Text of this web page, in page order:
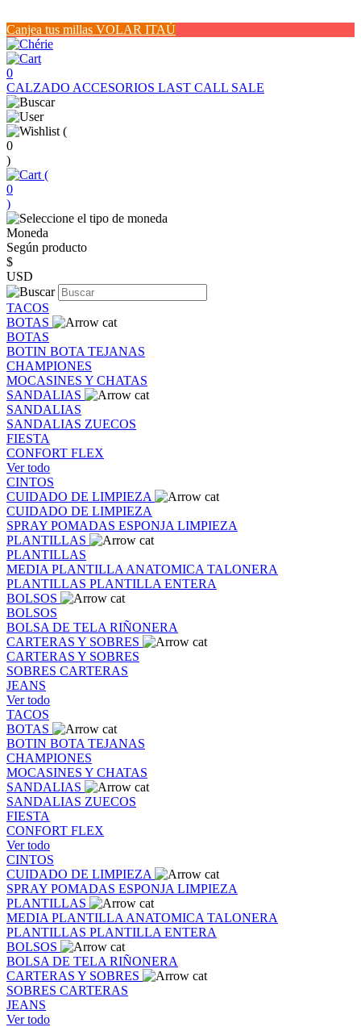
Canjea tus millas VOLAR ITAÚ
0
CALZADO ACCESORIOS LAST CALL SALE
(
0
)
(
0
)
Moneda
Según producto
$
USD
TACOS
BOTAS
BOTAS
BOTIN BOTA TEJANAS
CHAMPIONES
MOCASINES Y CHATAS
SANDALIAS
SANDALIAS
SANDALIAS ZUECOS
FIESTA
CONFORT FLEX
Ver todo
CINTOS
CUIDADO DE LIMPIEZA
CUIDADO DE LIMPIEZA
SPRAY POMADAS ESPONJA LIMPIEZA
PLANTILLAS
PLANTILLAS
MEDIA PLANTILLA ANATOMICA TALONERA
PLANTILLAS PLANTILLA ENTERA
BOLSOS
BOLSOS
BOLSA DE TELA RIÑONERA
CARTERAS Y SOBRES
CARTERAS Y SOBRES
SOBRES CARTERAS
JEANS
Ver todo
TACOS
BOTAS
BOTIN BOTA TEJANAS
CHAMPIONES
MOCASINES Y CHATAS
SANDALIAS
SANDALIAS ZUECOS
FIESTA
CONFORT FLEX
Ver todo
CINTOS
CUIDADO DE LIMPIEZA
SPRAY POMADAS ESPONJA LIMPIEZA
PLANTILLAS
MEDIA PLANTILLA ANATOMICA TALONERA
PLANTILLAS PLANTILLA ENTERA
BOLSOS
BOLSA DE TELA RIÑONERA
CARTERAS Y SOBRES
SOBRES CARTERAS
JEANS
Ver todo